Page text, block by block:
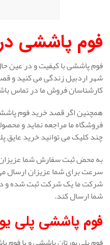
فوم پاششی در
فوم پاششی با کیفیت و در عین
شهر اردبیل زندگی می کنید و
کارشناسان فروش ما در تماس
همچنین اگر قصد خرید فوم
فروشگاه ما مراجعه نماید و
چند کلیک می توانید خرید عایق
به محض ثبت سفارش شما عزیزان و
سرعت برای شما عزیزان ارسال
شرکت ما یک شرکت ثبت شده و
شما ارسال کند.
فوم پاششی پلی